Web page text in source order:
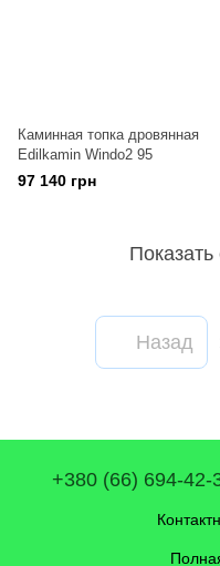
Каминная топка дровянная
Edilkamin Windo2 95
97 140 грн
Назад
+380 (66) 694-42-